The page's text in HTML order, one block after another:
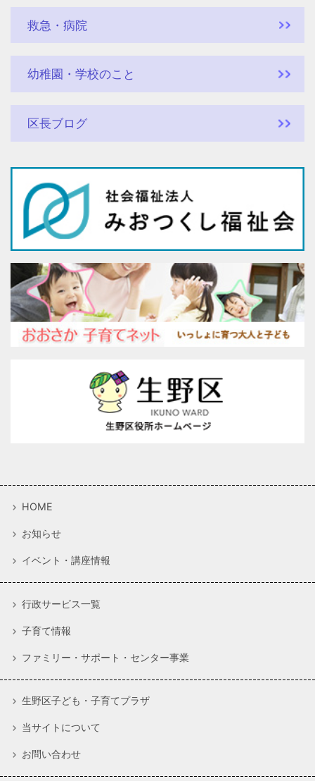
救急・病院
幼稚園・学校のこと
区長ブログ
HOME
お知らせ
イベント・講座情報
行政サービス一覧
子育て情報
ファミリー・サポート・センター事業
生野区子ども・子育てプラザ
当サイトについて
お問い合わせ